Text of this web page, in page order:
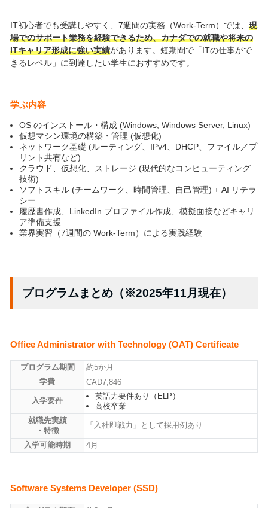
IT初心者でも受講しやすく、7週間の実務（Work-Term）では、 現
場でのサポート業務を経験できるため、カナダでの就職や将来の
ITキャリア形成に強い実績があります。短期間で「ITの仕事がで
きるレベル」に到達したい学生におすすめです。
学ぶ内容
OS のインストール・構成 (Windows, Windows Server, Linux)
仮想マシン環境の構築・管理 (仮想化)
ネットワーク基礎 (ルーティング、IPv4、DHCP、ファイル／プ
リント共有など)
クラウド、仮想化、ストレージ (現代的なコンピューティング
技術)
ソフトスキル (チームワーク、時間管理、自己管理) + AI リテラ
シー
履歴書作成、LinkedIn プロファイル作成、模擬面接などキャリ
ア準備支援
業界実習（7週間の Work-Term）による実践経験
プログラムまとめ（※2025年11月現在）
Office Administrator with Technology (OAT) Certificate
プログラム期間
約5か月
学費
CAD7,846
入学要件
英語力要件あり（ELP）
高校卒業
就職先実績
・特徴
「入社即戦力」として採用例あり
入学可能時期 4月
Software Systems Developer (SSD)